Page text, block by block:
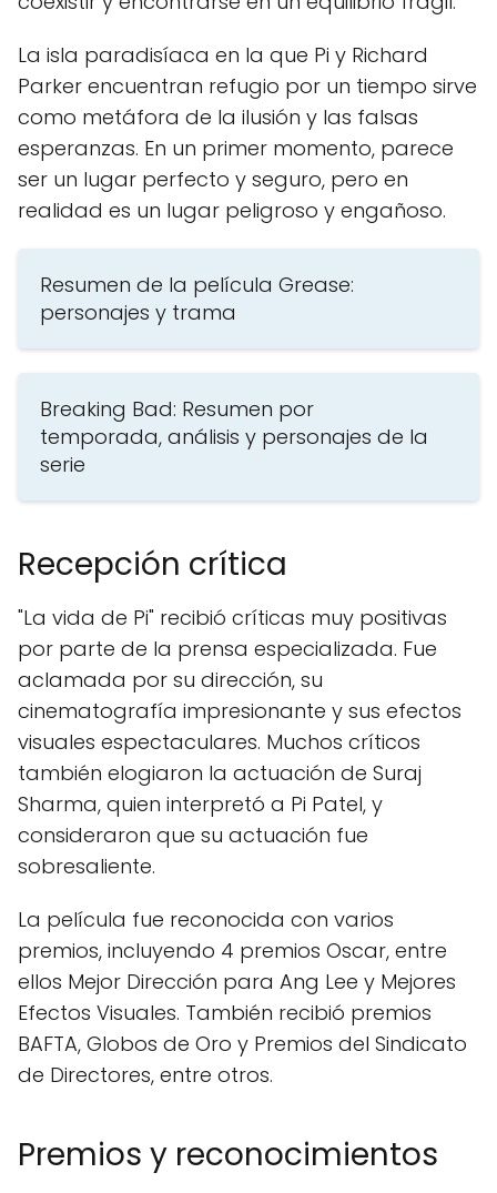
La isla paradisíaca en la que Pi y Richard
Parker encuentran refugio por un tiempo sirve
como metáfora de la ilusión y las falsas
esperanzas. En un primer momento, parece
ser un lugar perfecto y seguro, pero en
realidad es un lugar peligroso y engañoso.
Resumen de la película Grease:
personajes y trama
Breaking Bad: Resumen por
temporada, análisis y personajes de la
serie
Recepción crítica
"La vida de Pi" recibió críticas muy positivas
por parte de la prensa especializada. Fue
aclamada por su dirección, su
cinematografía impresionante y sus efectos
visuales espectaculares. Muchos críticos
también elogiaron la actuación de Suraj
Sharma, quien interpretó a Pi Patel, y
consideraron que su actuación fue
sobresaliente.
La película fue reconocida con varios
premios, incluyendo 4 premios Oscar, entre
ellos Mejor Dirección para Ang Lee y Mejores
Efectos Visuales. También recibió premios
BAFTA, Globos de Oro y Premios del Sindicato
de Directores, entre otros.
Premios y reconocimientos